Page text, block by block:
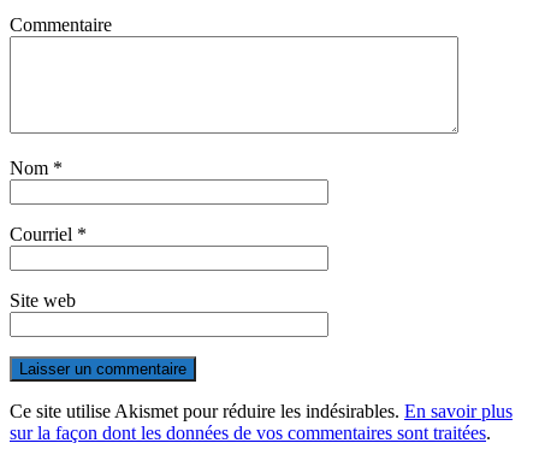
Commentaire
Nom *
Courriel *
Site web
Ce site utilise Akismet pour réduire les indésirables. En savoir plus
sur la façon dont les données de vos commentaires sont traitées.